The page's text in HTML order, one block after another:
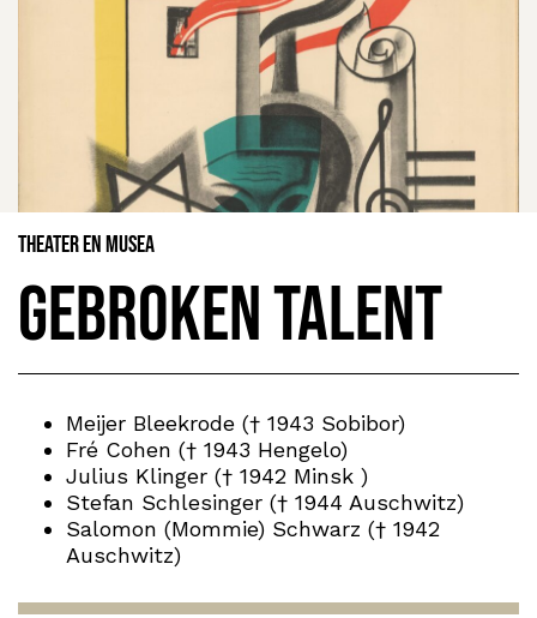
Theater en Musea
Gebroken talent
Meijer Bleekrode († 1943 Sobibor)
Fré Cohen († 1943 Hengelo)
Julius Klinger († 1942 Minsk )
Stefan Schlesinger († 1944 Auschwitz)
Salomon (Mommie) Schwarz († 1942
Auschwitz)